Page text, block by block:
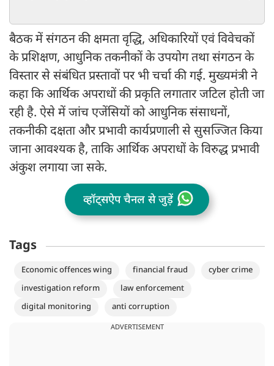
बैठक में संगठन की क्षमता वृद्धि, अधिकारियों एवं विवेचकों
के प्रशिक्षण, आधुनिक तकनीकों के उपयोग तथा संगठन के
विस्तार से संबंधित प्रस्तावों पर भी चर्चा की गई. मुख्यमंत्री ने
कहा कि आर्थिक अपराधों की प्रकृति लगातार जटिल होती जा
रही है. ऐसे में जांच एजेंसियों को आधुनिक संसाधनों,
तकनीकी दक्षता और प्रभावी कार्यप्रणाली से सुसज्जित किया
जाना आवश्यक है, ताकि आर्थिक अपराधों के विरुद्ध प्रभावी
अंकुश लगाया जा सके.
व्हॉट्सऐप चैनल से जुड़ें
Tags
Economic offences wing financial fraud
cyber crime
investigation reform
law enforcement
digital monitoring
anti corruption
ADVERTISEMENT